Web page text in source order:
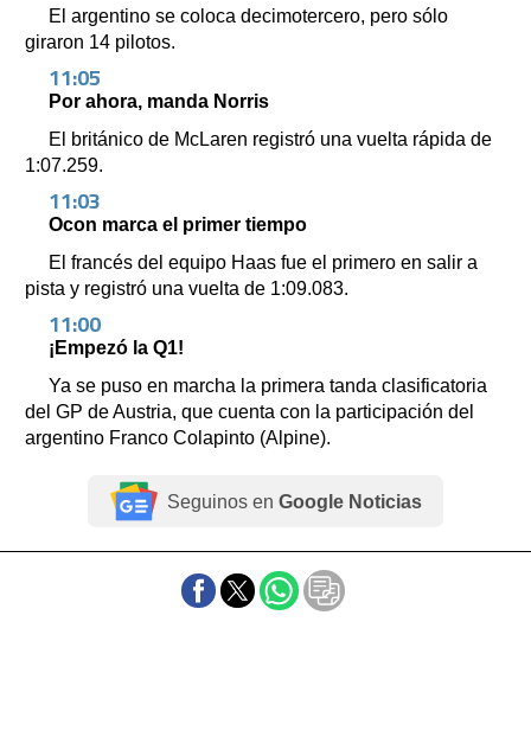
El argentino se coloca decimotercero, pero sólo
giraron 14 pilotos.
11:05
Por ahora, manda Norris
El británico de McLaren registró una vuelta rápida de
1:07.259.
11:03
Ocon marca el primer tiempo
El francés del equipo Haas fue el primero en salir a
pista y registró una vuelta de 1:09.083.
11:00
¡Empezó la Q1!
Ya se puso en marcha la primera tanda clasificatoria
del GP de Austria, que cuenta con la participación del
argentino Franco Colapinto (Alpine).
Seguinos en Google Noticias